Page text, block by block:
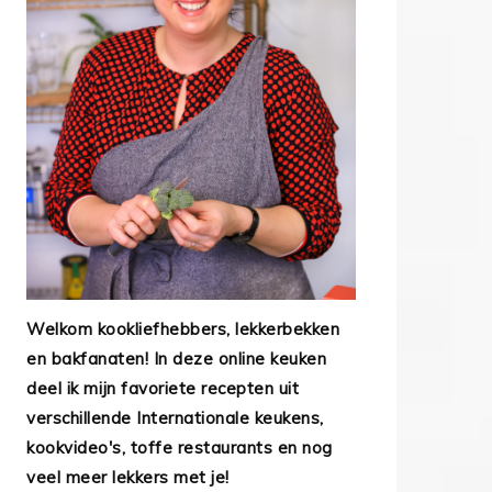
Welkom kookliefhebbers, lekkerbekken
en bakfanaten! In deze online keuken
deel ik mijn favoriete recepten uit
verschillende Internationale keukens,
kookvideo's, toffe restaurants en nog
veel meer lekkers met je!